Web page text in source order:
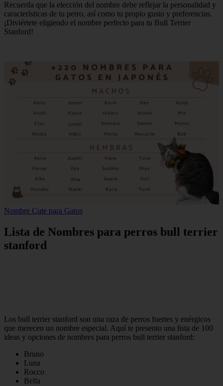
Recuerda que la elección del nombre debe reflejar la personalidad y
características de tu perro, así como tu propio gusto y preferencias.
¡Diviértete eligiendo el nombre perfecto para tu Bull Terrier
Stanford!
Nombre Cute para Gatos
Lista de Nombres para perros bull terrier
stanford
Los bull terrier stanford son una raza de perros fuertes y enérgicos
que merecen un nombre especial. Aquí te presento una lista de 100
ideas y opciones de nombres para perros bull terrier stanford:
Bruno
Luna
Rocco
Bella